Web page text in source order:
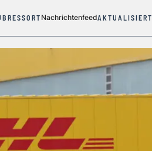
NachrichtenfeedAKTUALISIERT